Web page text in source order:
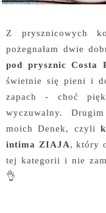
Z prysznicowych
pożegnałam dwie
pod prysznic Costa
świetnie się pieni i
zapach - choć
wyczuwalny.
moich Denek, czyli
intima ZIAJA, który
tej kategorii i nie
👌